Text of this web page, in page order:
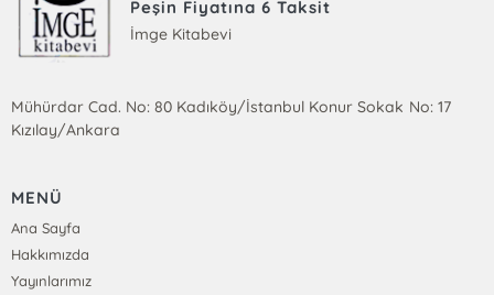
Peşin Fiyatına 6 Taksit
İmge Kitabevi
Mühürdar Cad. No: 80 Kadıköy/İstanbul Konur Sokak No: 17
Kızılay/Ankara
MENÜ
Ana Sayfa
Hakkımızda
Yayınlarımız